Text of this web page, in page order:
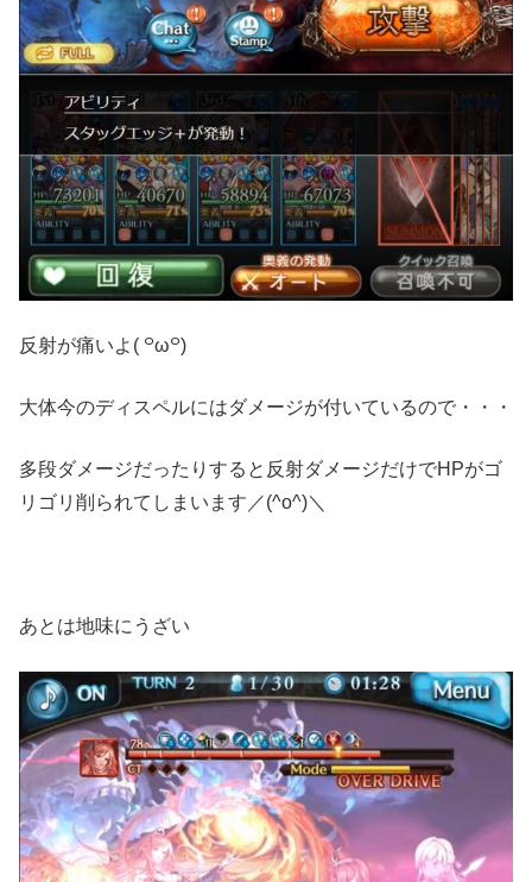
反射が痛いよ( ꒪ω꒪)
大体今のディスペルにはダメージが付いているので・・・
多段ダメージだったりすると反射ダメージだけでHPがゴ
リゴリ削られてしまいます／(^o^)＼
あとは地味にうざい